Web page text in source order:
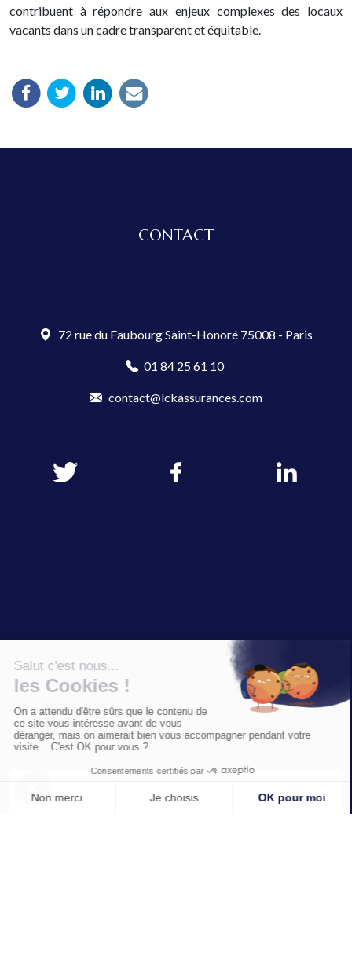
contribuent à répondre aux enjeux complexes des locaux
vacants dans un cadre transparent et équitable.
CONTACT
72 rue du Faubourg Saint-Honoré 75008 - Paris
01 84 25 61 10
contact@lckassurances.com
Nom *